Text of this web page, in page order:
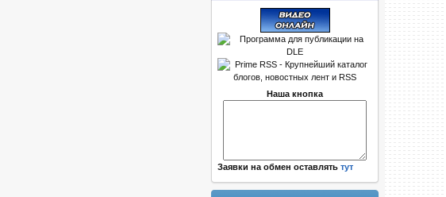
Наша кнопка
Заявки на обмен оставлять тут